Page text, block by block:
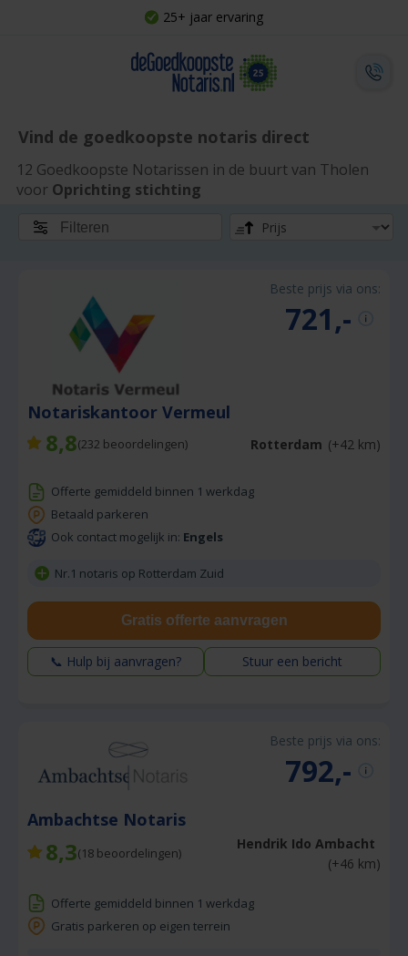
25+ jaar ervaring
Vind de goedkoopste notaris direct
12 Goedkoopste Notarissen in de buurt van Tholen
voor Oprichting stichting
Filteren
Beste prijs via ons:
721,-
Notariskantoor Vermeul
8,8(232 beoordelingen) Rotterdam (+42 km)
Offerte gemiddeld binnen 1 werkdag
Betaald parkeren
Ook contact mogelijk in: Engels
Nr.1 notaris op Rotterdam Zuid
Gratis offerte aanvragen
📞 Hulp bij aanvragen? Stuur een bericht
Beste prijs via ons:
792,-
Ambachtse Notaris
8,3(18 beoordelingen)
Hendrik Ido Ambacht
(+46 km)
Offerte gemiddeld binnen 1 werkdag
Gratis parkeren op eigen terrein